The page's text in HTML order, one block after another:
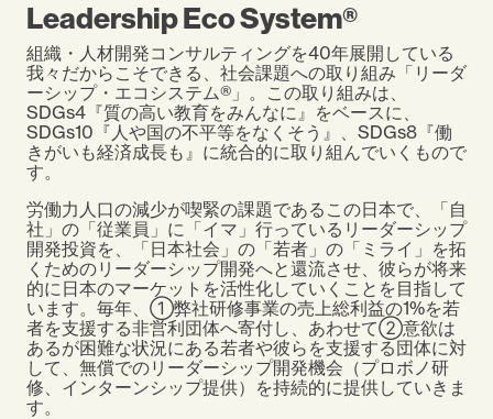
Leadership Eco System®
組織・人材開発コンサルティングを40年展開している
我々だからこそできる、社会課題への取り組み「リーダ
ーシップ・エコシステム®」。この取り組みは、
SDGs4『質の高い教育をみんなに』をベースに、
SDGs10『人や国の不平等をなくそう』、SDGs8『働
きがいも経済成長も』に統合的に取り組んでいくもので
す。
労働力人口の減少が喫緊の課題であるこの日本で、「自
社」の「従業員」に「イマ」行っているリーダーシップ
開発投資を、「日本社会」の「若者」の「ミライ」を拓
くためのリーダーシップ開発へと還流させ、彼らが将来
的に日本のマーケットを活性化していくことを目指して
います。毎年、①弊社研修事業の売上総利益の1%を若
者を支援する非営利団体へ寄付し、あわせて②意欲は
あるが困難な状況にある若者や彼らを支援する団体に対
して、無償でのリーダーシップ開発機会（プロボノ研
修、インターンシップ提供）を持続的に提供していきま
す。